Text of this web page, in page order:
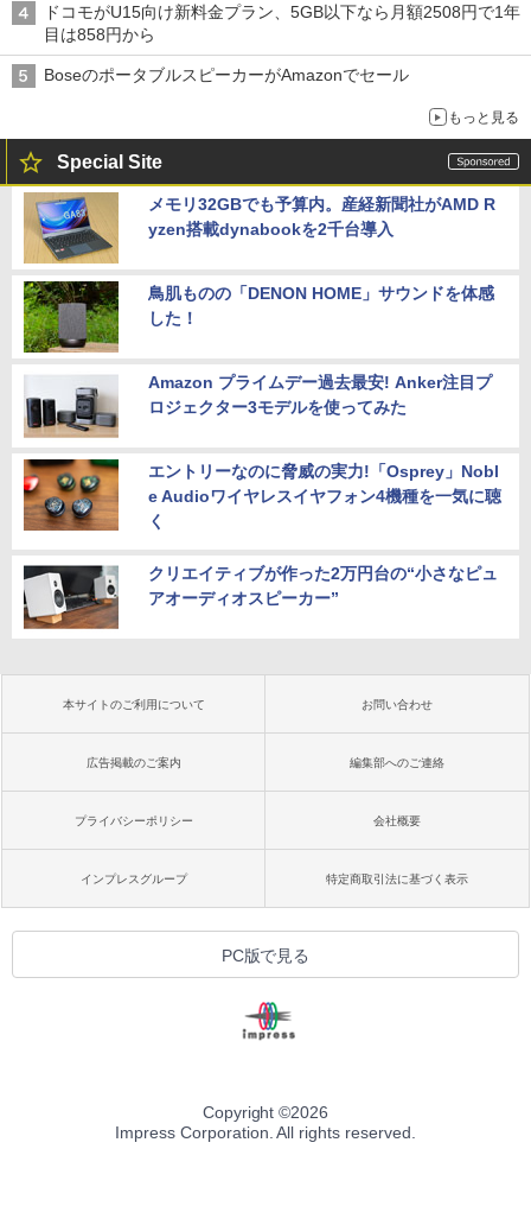
ドコモがU15向け新料金プラン、5GB以下なら月額2508円で1年
目は858円から
BoseのポータブルスピーカーがAmazonでセール
もっと見る
Special Site
メモリ32GBでも予算内。産経新聞社がAMD R
yzen搭載dynabookを2千台導入
鳥肌ものの「DENON HOME」サウンドを体感
した！
Amazon プライムデー過去最安! Anker注目プ
ロジェクター3モデルを使ってみた
エントリーなのに脅威の実力!「Osprey」Nobl
e Audioワイヤレスイヤフォン4機種を一気に聴
く
クリエイティブが作った2万円台の“小さなピュ
アオーディオスピーカー”
本サイトのご利用について お問い合わせ
広告掲載のご案内 編集部へのご連絡
プライバシーポリシー 会社概要
インプレスグループ 特定商取引法に基づく表示
PC版で見る
Copyright ©2026
Impress Corporation. All rights reserved.